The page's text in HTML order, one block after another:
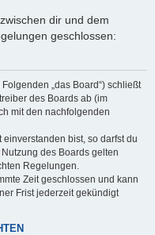
dir und dem
geschlossen:
„das Board“) schließt
des Boards ab (im
mit den nachfolgenden
bist, so darfst du
des Boards gelten
Regelungen.
Zeit geschlossen und kann
Frist jederzeit gekündigt